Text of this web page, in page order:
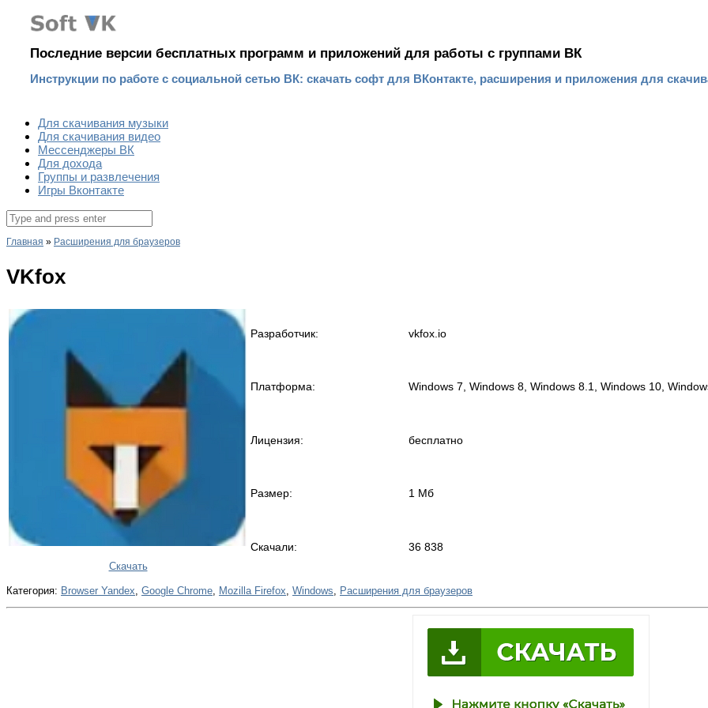
Наверх
Последние версии бесплатных программ и приложений для работы с группами ВК
Инструкции по работе с социальной сетью ВК: скачать софт для ВКонтакте, расширения и приложения для
Для скачивания музыки
Для скачивания видео
Мессенджеры ВК
Для дохода
Группы и развлечения
Игры Вконтакте
Поиск
Главная » Расширения для браузеров
VKfox
Скачать
Разработчик: vkfox.io
Платформа: Windows 7, Windows 8, Windows 8.1, Windows 10,
Лицензия: бесплатно
Размер: 1 Мб
Скачали: 36 838
Категория: Browser Yandex Google Chrome Mozilla Firefox Windows Расширения для браузеров